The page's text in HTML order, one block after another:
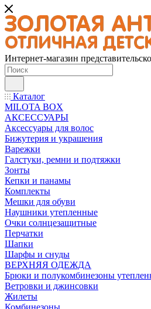
Интернет-магазин
Каталог
MILOTA BOX
АКСЕССУАРЫ
Аксессуары для волос
Бижутерия и украшения
Варежки
Галстуки, ремни и подтяжки
Зонты
Кепки и панамы
Комплекты
Мешки для обуви
Наушники утепленные
Очки солнцезащитные
Перчатки
Шапки
Шарфы и снуды
ВЕРХНЯЯ ОДЕЖДА
Брюки и полукомбинезоны
Ветровки и джинсовки
Жилеты
Комбинезоны